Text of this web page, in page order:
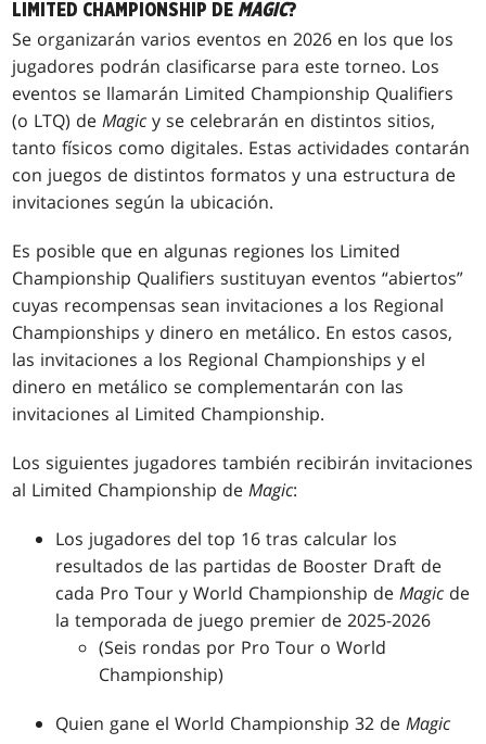
LIMITED CHAMPIONSHIP DEMAGIC?
Se organizarán varios eventos en 2026 en los que los
jugadores podrán clasificarse para este torneo. Los
eventos se llamarán Limited Championship Qualifiers
(o LTQ) deMagic y se celebrarán en distintos sitios,
tanto físicos como digitales. Estas actividades contarán
con juegos de distintos formatos y una estructura de
invitaciones según la ubicación.
Es posible que en algunas regiones los Limited
Championship Qualifiers sustituyan eventos “abiertos”
cuyas recompensas sean invitaciones a los Regional
Championships y dinero en metálico. En estos casos,
las invitaciones a los Regional Championships y el
dinero en metálico se complementarán con las
invitaciones al Limited Championship.
Los siguientes jugadores también recibirán invitaciones
al Limited Championship deMagic:
Los jugadores del top 16 tras calcular los
resultados de las partidas de Booster Draft de
cada Pro Tour y World Championship deMagic de
la temporada de juego premier de 2025-2026
(Seis rondas por Pro Tour o World
Championship)
Quien gane el World Championship 32 deMagic